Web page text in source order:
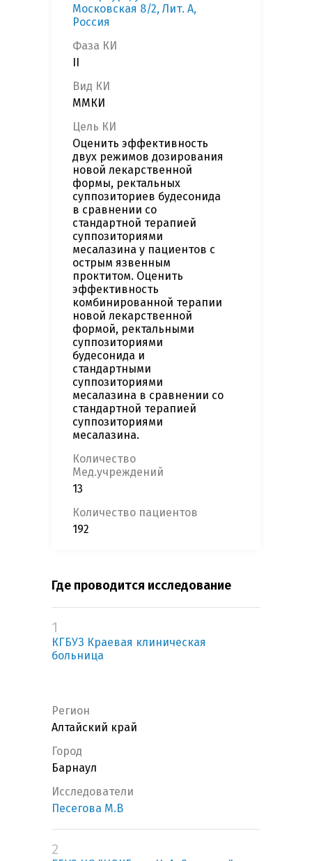
Московская 8/2, Лит. А,
Россия
Фаза КИ
Вид КИ
ММКИ
Цель КИ
Оценить эффективность
двух режимов дозирования
новой лекарственной
формы, ректальных
суппозиториев будесонида
в сравнении со
стандартной терапией
суппозиториями
месалазина у пациентов с
острым язвенным
проктитом. Оценить
эффективность
комбинированной терапии
новой лекарственной
формой, ректальными
суппозиториями
будесонида и
стандартными
суппозиториями
месалазина в сравнении со
стандартной терапией
суппозиториями
месалазина.
Количество
Мед.учреждений
13
Количество пациентов
192
Где проводится исследование
1
КГБУЗ Краевая клиническая
больница
Регион
Алтайский край
Город
Барнаул
Исследователи
Песегова М.В
2